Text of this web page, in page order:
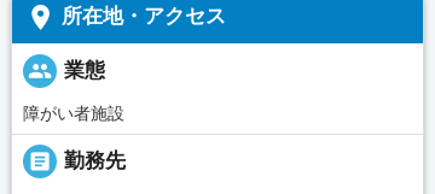
place 所在地・アクセス
people 業態
障がい者施設
_pin
勤務先